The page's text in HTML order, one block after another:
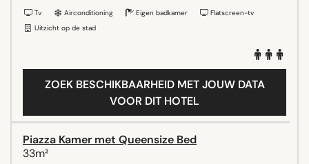
Tv Airconditioning Eigen badkamer
Flatscreen-tv
Uitzicht op de stad
ZOEK BESCHIKBAARHEID MET JOUW DATA
VOOR DIT HOTEL
Piazza Kamer met Queensize Bed
33m²